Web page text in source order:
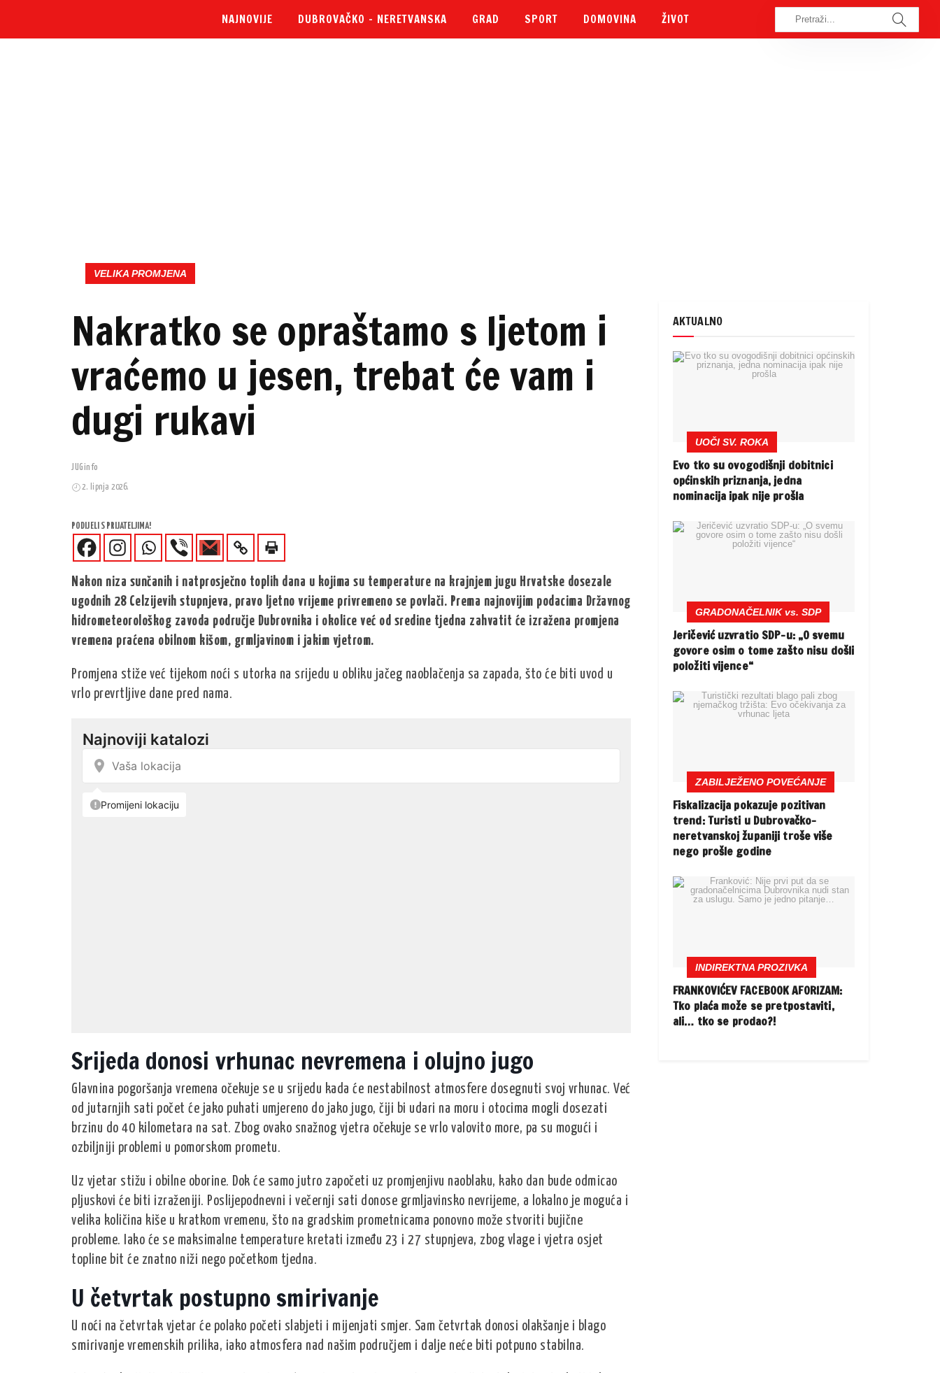
NAJNOVIJE DUBROVAČKO – NERETVANSKA GRAD SPORT DOMOVINA ŽIVOT
VELIKA PROMJENA
Nakratko se opraštamo s ljetom i
vraćemo u jesen, trebat će vam i
dugi rukavi
JUGinfo
2. lipnja 2026.
PODIJELI S PRIJATELJIMA!
Nakon niza sunčanih i natprosječno toplih dana u kojima su temperature na krajnjem jugu Hrvatske dosezale
ugodnih 28 Celzijevih stupnjeva, pravo ljetno vrijeme privremeno se povlači. Prema najnovijim podacima Državnog
hidrometeorološkog zavoda područje Dubrovnika i okolice već od sredine tjedna zahvatit će izražena promjena
vremena praćena obilnom kišom, grmljavinom i jakim vjetrom.
Promjena stiže već tijekom noći s utorka na srijedu u obliku jačeg naoblačenja sa zapada, što će biti uvod u
vrlo prevrtljive dane pred nama.
Srijeda donosi vrhunac nevremena i olujno jugo
Glavnina pogoršanja vremena očekuje se u srijedu kada će nestabilnost atmosfere dosegnuti svoj vrhunac. Već
od jutarnjih sati počet će jako puhati umjereno do jako jugo, čiji bi udari na moru i otocima mogli dosezati
brzinu do 40 kilometara na sat. Zbog ovako snažnog vjetra očekuje se vrlo valovito more, pa su mogući i
ozbiljniji problemi u pomorskom prometu.
Uz vjetar stižu i obilne oborine. Dok će samo jutro započeti uz promjenjivu naoblaku, kako dan bude odmicao
pljuskovi će biti izraženiji. Poslijepodnevni i večernji sati donose grmljavinsko nevrijeme, a lokalno je moguća i
velika količina kiše u kratkom vremenu, što na gradskim prometnicama ponovno može stvoriti bujične
probleme. Iako će se maksimalne temperature kretati između 23 i 27 stupnjeva, zbog vlage i vjetra osjet
topline bit će znatno niži nego početkom tjedna.
U četvrtak postupno smirivanje
U noći na četvrtak vjetar će polako početi slabjeti i mijenjati smjer. Sam četvrtak donosi olakšanje i blago
smirivanje vremenskih prilika, iako atmosfera nad našim područjem i dalje neće biti potpuno stabilna.
AKTUALNO
UOČI SV. ROKA
Evo tko su ovogodišnji dobitnici
općinskih priznanja, jedna
nominacija ipak nije prošla
GRADONAČELNIK vs. SDP
Jeričević uzvratio SDP-u: „O svemu
govore osim o tome zašto nisu došli
položiti vijence“
ZABILJEŽENO POVEĆANJE
Fiskalizacija pokazuje pozitivan
trend: Turisti u Dubrovačko-
neretvanskoj županiji troše više
nego prošle godine
INDIREKTNA PROZIVKA
FRANKOVIĆEV FACEBOOK AFORIZAM:
Tko plaća može se pretpostaviti,
ali… tko se prodao?!